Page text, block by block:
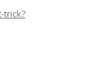
trick?